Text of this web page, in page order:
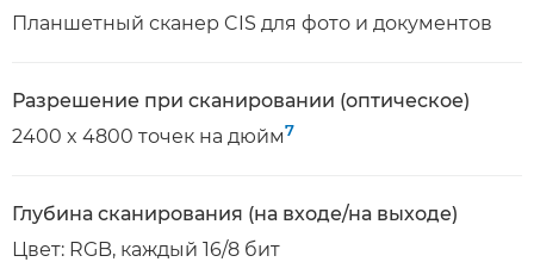
Планшетный сканер CIS для фото и документов
Разрешение при сканировании (оптическое)
2400 x 4800 точек на дюйм7
Глубина сканирования (на входе/на выходе)
Цвет: RGB, каждый 16/8 бит